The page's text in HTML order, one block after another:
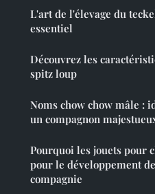
L'art de l'élevage du
essentiel
Découvrez les
spitz loup
Noms chow chow mâle :
un compagnon
Pourquoi les jouets pour
pour le développement
compagnie